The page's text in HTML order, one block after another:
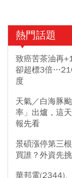
熱門話題
致癌苦茶油再
卻超標3倍
度
天氣／白海豚
率」出爐，這
報先看
景碩漲停第三
買誰？外資先
華邦電(2344)